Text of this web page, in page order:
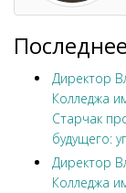
Директор
Колледжа
Старчак
будущего:
Директор
Колледжа